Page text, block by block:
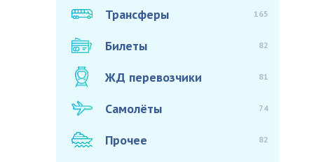
Трансферы 165
Билеты 82
ЖД перевозчики 81
Самолёты 74
Прочее 82